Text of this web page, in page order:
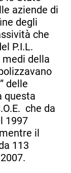
aziende di
degli
che
P.I.L.
della
delle
questa
che da
1997
il
113